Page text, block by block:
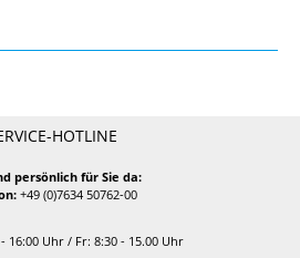
HOTLINE
persönlich für Sie da:
+49 (0)7634 50762-00
16:00 Uhr / Fr: 8:30 - 15.00 Uhr